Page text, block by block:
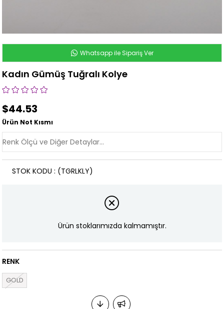
Whatsapp ile Sipariş Ver
Kadın Gümüş Tuğralı Kolye
$44.53
Ürün Not Kısmı
(TGRLKLY)
STOK KODU
Ürün stoklarımızda kalmamıştır.
RENK
GOLD